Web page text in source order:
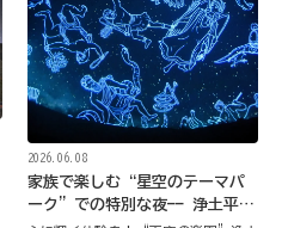
2026.06.08
家族で楽しむ“星空のテーマパ
ーク”での特別な夜—— 浄土平星